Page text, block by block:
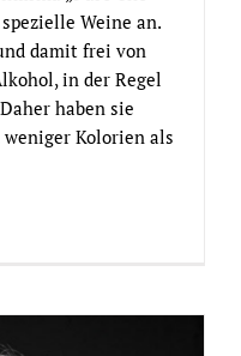
Weine an.
damit frei von
in der Regel
haben sie
Kolorien als